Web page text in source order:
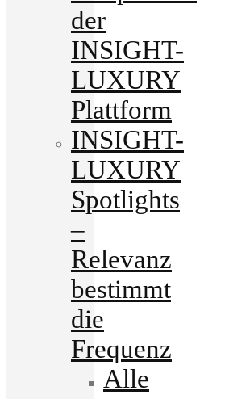
der
INSIGHT-
LUXURY
Plattform
INSIGHT-
LUXURY
Spotlights
–
Relevanz
bestimmt
die
Frequenz
Alle